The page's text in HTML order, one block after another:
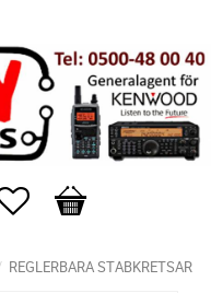
Favoriter
Kundvagn
REGLERBARA STABKRETSAR